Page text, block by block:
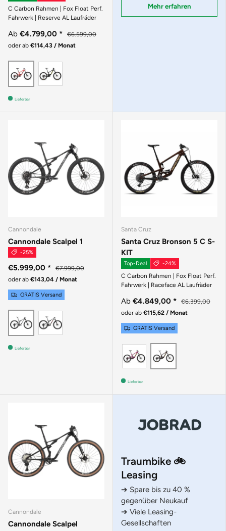
C Carbon Rahmen | Fox Float Perf.
Fahrwerk | Reserve AL Laufräder
Ab €4.799,00 *
€6.599,00
oder ab €114,43 / Monat
GLOSS CORAL
Lieferbar
Mehr erfahren
Cannondale
Cannondale Scalpel 1
-25%
€5.999,00 *
€7.999,00
oder ab €143,04 / Monat
GRATIS Versand
Raw
Lieferbar
Santa Cruz
Santa Cruz Bronson 5 C S-
KIT
Top-Deal -24%
C Carbon Rahmen | Fox Float Perf.
Fahrwerk | Raceface AL Laufräder
Ab €4.849,00 *
€6.399,00
oder ab €115,62 / Monat
GRATIS Versand
KALIMOTXO
Lieferbar
Cannondale
Cannondale Scalpel
Traumbike 🚲
Leasing
➔ Spare bis zu 40 %
gegenüber Neukauf
➔ Viele Leasing-
Gesellschaften